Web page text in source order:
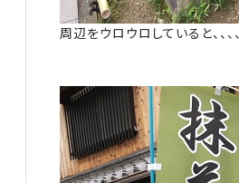
周辺をウロウロしていると、、、、